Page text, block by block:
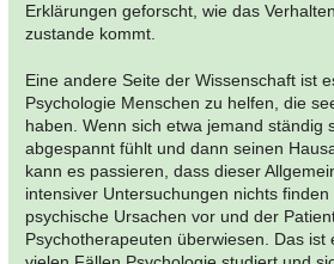
Erklärungen geforscht, wie das
zustande kommt.
Eine andere Seite der Wissenschaft ist
Psychologie Menschen zu helfen, die
haben. Wenn sich etwa jemand ständig
abgespannt fühlt und dann seinen
kann es passieren, dass dieser
intensiver Untersuchungen nichts
psychische Ursachen vor und der
Psychotherapeuten überwiesen. Das ist